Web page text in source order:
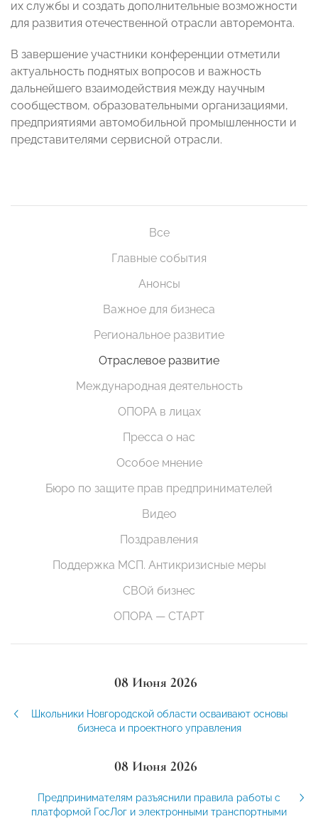
их службы и создать дополнительные возможности
для развития отечественной отрасли авторемонта.
В завершение участники конференции отметили
актуальность поднятых вопросов и важность
дальнейшего взаимодействия между научным
сообществом, образовательными организациями,
предприятиями автомобильной промышленности и
представителями сервисной отрасли.
Все
Главные события
Анонсы
Важное для бизнеса
Региональное развитие
Отраслевое развитие
Международная деятельность
ОПОРА в лицах
Пресса о нас
Особое мнение
Бюро по защите прав предпринимателей
Видео
Поздравления
Поддержка МСП. Антикризисные меры
СВОй бизнес
ОПОРА — СТАРТ
08 Июня 2026
Школьники Новгородской области осваивают основы
бизнеса и проектного управления
08 Июня 2026
Предпринимателям разъяснили правила работы с
платформой ГосЛог и электронными транспортными